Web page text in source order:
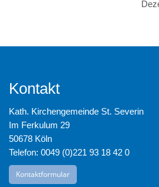
Kontakt
Kath. Kirchengemeinde St. Severin
Im Ferkulum 29
50678 Köln
Telefon: 0049 (0)221 93 18 42 0
Kontaktformular